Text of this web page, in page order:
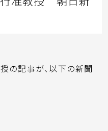
の記事が、以下の新聞